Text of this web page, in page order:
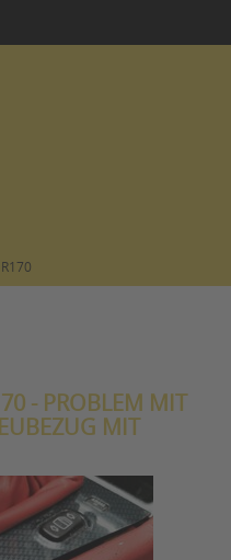
- PROBLEM MIT
MIT